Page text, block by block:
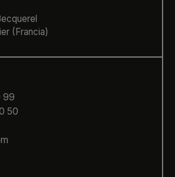
(Francia)
99
50